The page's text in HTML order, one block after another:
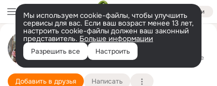
Войти
Мы используем cookie-файлы, чтобы улучшить
сервисы для вас. Если ваш возраст менее 13 лет,
настроить cookie-файлы должен ваш законный
представитель. Больше информации
Разрешить все Настроить
Лариса Пастухова (Шумейко)
г. Клинцы (Брянская область) Подробнее
Добавить в друзья Написать